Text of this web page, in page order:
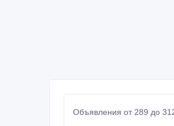
Объявления от 289 до